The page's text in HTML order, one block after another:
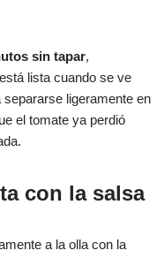
sin tapar,
lista cuando se ve
ligeramente en
el tomate ya perdió
con la salsa
a la olla con la